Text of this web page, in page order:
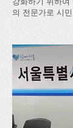
의 전문가로 시